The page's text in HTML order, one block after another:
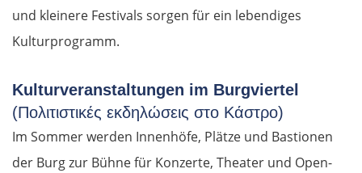
und kleinere Festivals sorgen für ein lebendiges
Kulturprogramm.
Kulturveranstaltungen im Burgviertel
(Πολιτιστικές εκδηλώσεις στο Κάστρο)
Im Sommer werden Innenhöfe, Plätze und Bastionen
der Burg zur Bühne für Konzerte, Theater und Open-